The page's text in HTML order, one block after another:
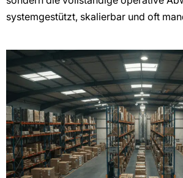
systemgestützt, skalierbar und oft